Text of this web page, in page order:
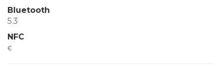
Bluetooth
5.3
NFC
є